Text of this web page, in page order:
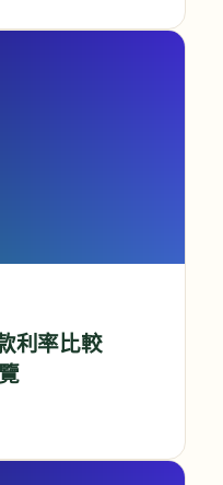
利率比較